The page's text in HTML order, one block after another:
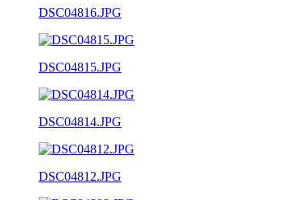
DSC04816.JPG
DSC04815.JPG
DSC04814.JPG
DSC04812.JPG